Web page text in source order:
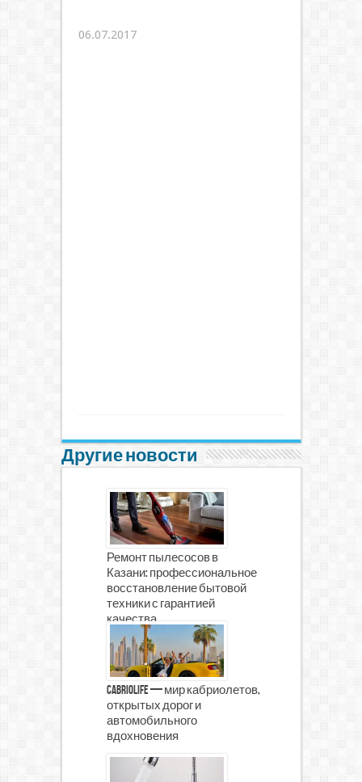
06.07.2017
Другие новости
Ремонт пылесосов в
Казани: профессиональное
восстановление бытовой
техники с гарантией
качества
CabrioLife — мир кабриолетов,
открытых дорог и
автомобильного
вдохновения